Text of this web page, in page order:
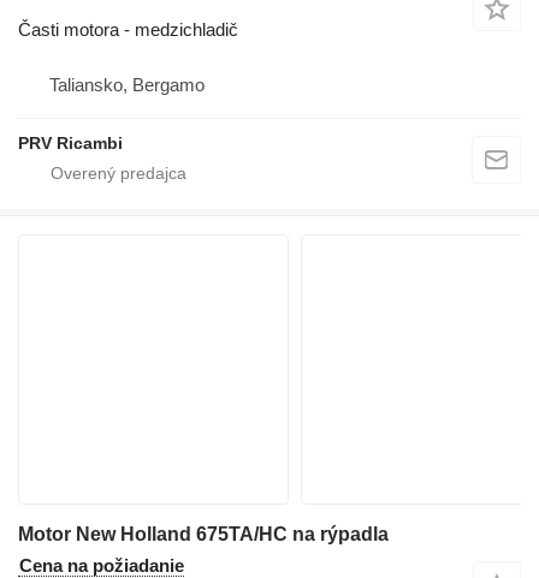
Časti motora - medzichladič
Taliansko, Bergamo
PRV Ricambi
Motor New Holland 675TA/HC na rýpadla
Cena na požiadanie